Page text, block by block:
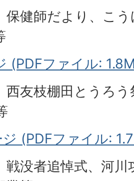
保健師だより、こ
(PDFファイル:
西友枝棚田とうろ
ジ (PDFファイル:
戦没者追悼式、河